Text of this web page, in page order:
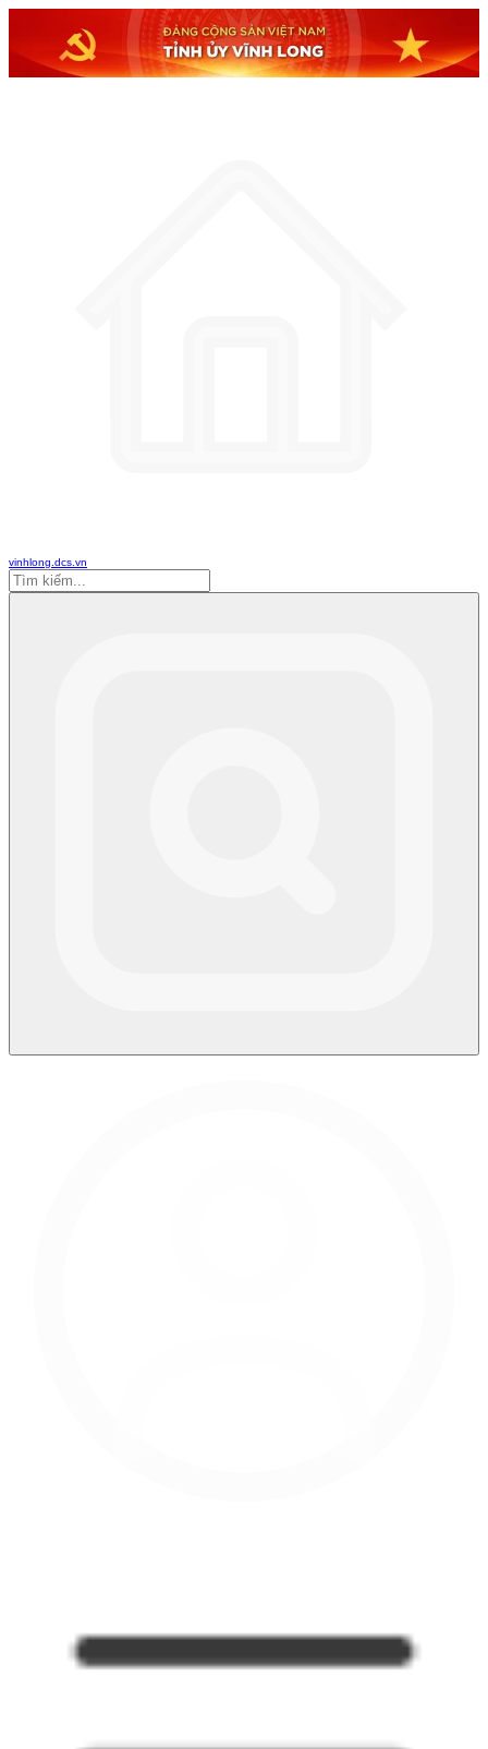
vinhlong.dcs.vn